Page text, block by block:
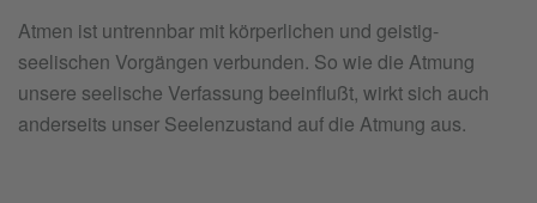
Atmen ist untrennbar mit körperlichen und geistig-
seelischen Vorgängen verbunden. So wie die Atmung
unsere seelische Verfassung beeinflußt, wirkt sich auch
anderseits unser Seelenzustand auf die Atmung aus.